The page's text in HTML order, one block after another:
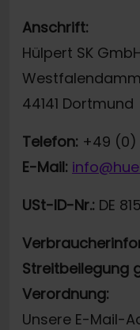
Anschrift:
Hülpert SK
Westfalendamm
44141 Dortmund
Telefon: +49 (0)
E-Mail:
USt-ID-Nr.: DE
Streitbeilegung
Verordnung:
Unsere E-Mail-